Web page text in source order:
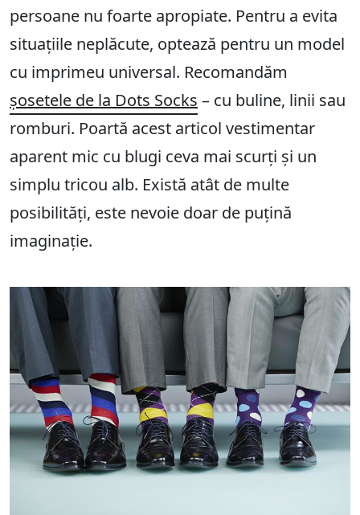
persoane nu foarte apropiate. Pentru a evita
situațiile neplăcute, optează pentru un model
cu imprimeu universal. Recomandăm
șosetele de la Dots Socks – cu buline, linii sau
romburi. Poartă acest articol vestimentar
aparent mic cu blugi ceva mai scurți și un
simplu tricou alb. Există atât de multe
posibilități, este nevoie doar de puțină
imaginație.